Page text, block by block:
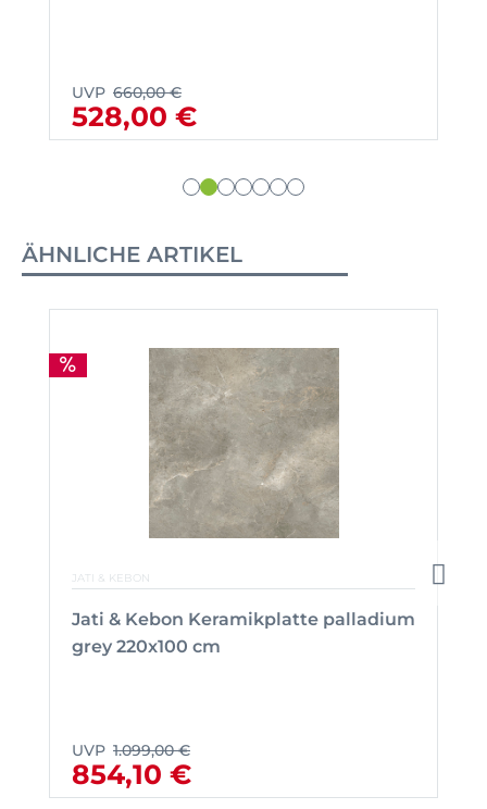
UVP 660,00 €
528,00 €
ÄHNLICHE ARTIKEL
JATI & KEBON
Jati & Kebon Keramikplatte palladium
grey 220x100 cm
UVP 1.099,00 €
854,10 €